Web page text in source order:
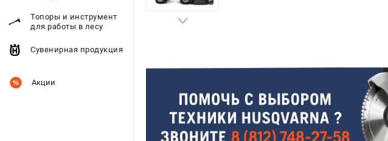
Топоры и инструмент
для работы в лесу
Сувенирная продукция
Акции